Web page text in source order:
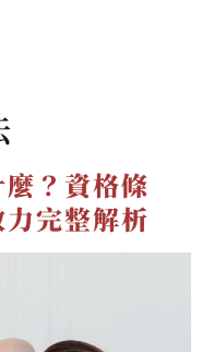
？資格條
完整解析